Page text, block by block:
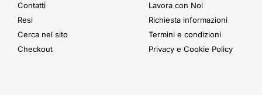
Contatti
Resi
Cerca nel sito
Checkout
Lavora con Noi
Richiesta informazioni
Termini e condizioni
Privacy e Cookie Policy